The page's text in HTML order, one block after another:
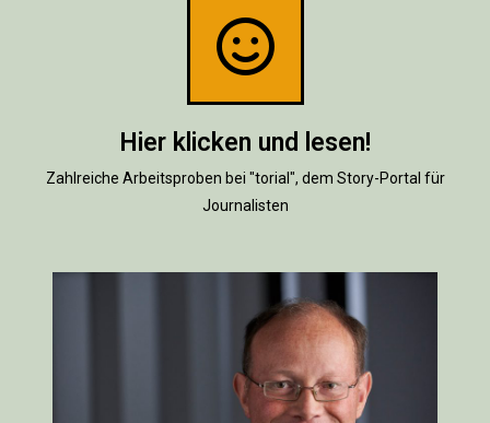
Hier klicken und lesen!
Zahlreiche Arbeitsproben bei "torial", dem Story-Portal für
Journalisten